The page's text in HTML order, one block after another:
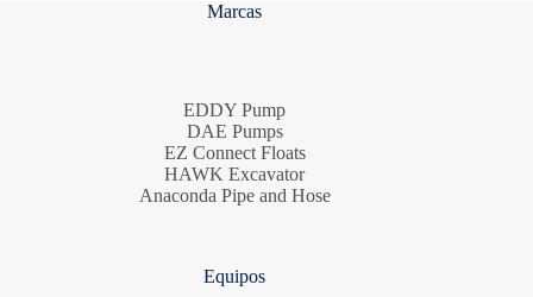
Marcas
EDDY Pump
DAE Pumps
EZ Connect Floats
HAWK Excavator
Anaconda Pipe and Hose
Equipos